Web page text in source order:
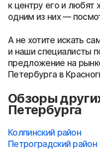
к центру его и любят
одним из них —
А не хотите искать
и наши специалисты
предложение на
Петербурга в
Обзоры
Петербурга
Колпинский район
Петроградский район